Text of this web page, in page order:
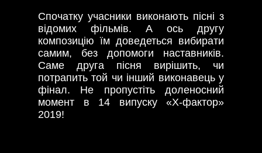
Спочатку учасники виконають пісні з
відомих фільмів. А ось другу
композицію їм доведеться вибирати
самим, без допомоги наставників.
Саме друга пісня вирішить, чи
потрапить той чи інший виконавець у
фінал. Не пропустіть доленосний
момент в 14 випуску «Х-фактор»
2019!